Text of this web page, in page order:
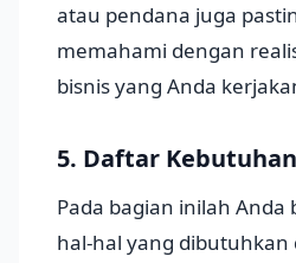
atau pendana juga
memahami dengan
bisnis yang Anda
5. Daftar Kebutuhan
Pada bagian inilah Anda
hal-hal yang dibutuhkan